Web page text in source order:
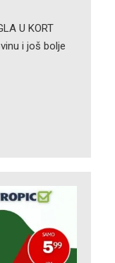
U KORT
i još bolje